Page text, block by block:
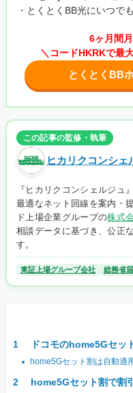
・とくとくBB光にいつで
6ヶ月間
＼コードHKRKで最
とくとくBB
この記事の監修・執筆
ヒカリクコンシェ
『ヒカリクコンシェルジュ
最適なネット回線を案内・
ド上場企業グループの株式
相談データに基づき、公正
す。
東証上場グループ会社 総務省
ドコモのhome5Gセッ
home5Gセット割は自動適
home5Gセット割で割